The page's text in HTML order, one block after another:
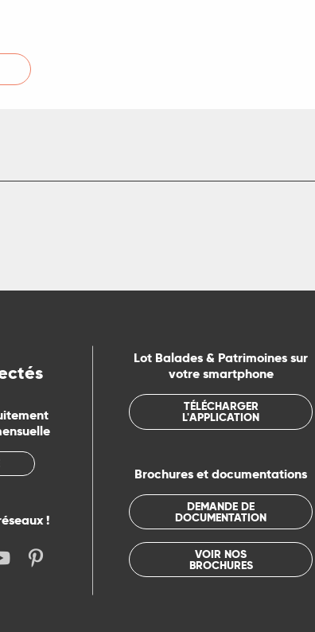
!
Lot Balades & Patrimoines sur
votre smartphone
TÉLÉCHARGER
L'APPLICATION
Brochures et documentations
DEMANDE DE
DOCUMENTATION
VOIR NOS
BROCHURES